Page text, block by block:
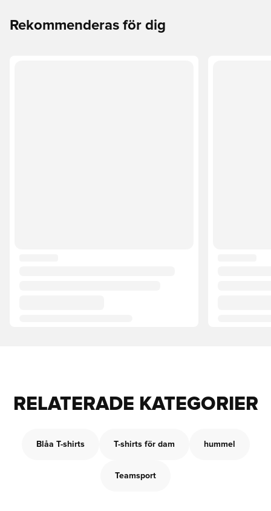
Rekommenderas för dig
RELATERADE KATEGORIER
Blåa T-shirts T-shirts för dam hummel
Teamsport